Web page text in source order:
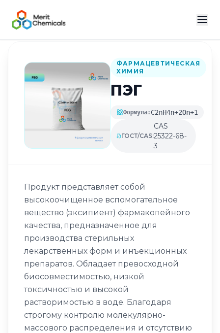
Назад в каталог
ФАРМАЦЕВТИЧЕСКАЯ
ХИМИЯ
ПЭГ
Формула: C2nH4n+2On+1
ГОСТ/CAS:
CAS
25322-68-
3
Продукт представляет собой
высокоочищенное вспомогательное
вещество (эксипиент) фармакопейного
качества, предназначенное для
производства стерильных
лекарственных форм и инъекционных
препаратов. Обладает превосходной
биосовместимостью, низкой
токсичностью и высокой
растворимостью в воде. Благодаря
строгому контролю молекулярно-
массового распределения и отсутствию